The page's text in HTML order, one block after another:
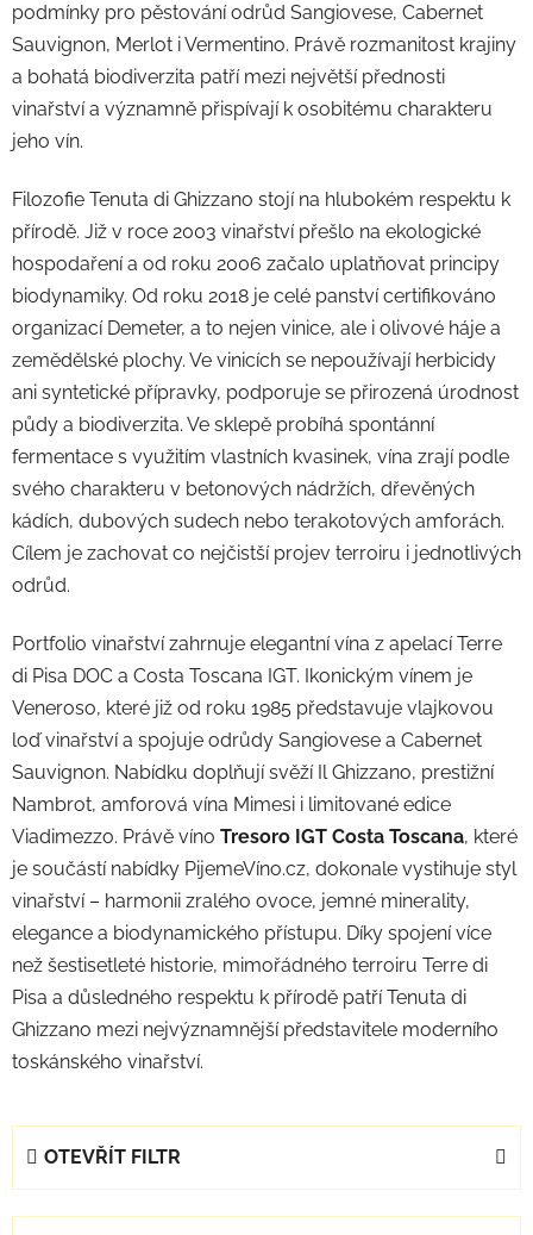
podmínky pro pěstování odrůd Sangiovese, Cabernet
Sauvignon, Merlot i Vermentino. Právě rozmanitost krajiny
a bohatá biodiverzita patří mezi největší přednosti
vinařství a významně přispívají k osobitému charakteru
jeho vín.
Filozofie Tenuta di Ghizzano stojí na hlubokém respektu k
přírodě. Již v roce 2003 vinařství přešlo na ekologické
hospodaření a od roku 2006 začalo uplatňovat principy
biodynamiky. Od roku 2018 je celé panství certifikováno
organizací Demeter, a to nejen vinice, ale i olivové háje a
zemědělské plochy. Ve vinicích se nepoužívají herbicidy
ani syntetické přípravky, podporuje se přirozená úrodnost
půdy a biodiverzita. Ve sklepě probíhá spontánní
fermentace s využitím vlastních kvasinek, vína zrají podle
svého charakteru v betonových nádržích, dřevěných
kádích, dubových sudech nebo terakotových amforách.
Cílem je zachovat co nejčistší projev terroiru i jednotlivých
odrůd.
Portfolio vinařství zahrnuje elegantní vína z apelací Terre
di Pisa DOC a Costa Toscana IGT. Ikonickým vínem je
Veneroso, které již od roku 1985 představuje vlajkovou
loď vinařství a spojuje odrůdy Sangiovese a Cabernet
Sauvignon. Nabídku doplňují svěží Il Ghizzano, prestižní
Nambrot, amforová vína Mimesi i limitované edice
Viadimezzo. Právě víno Tresoro IGT Costa Toscana, které
je součástí nabídky PijemeVíno.cz, dokonale vystihuje styl
vinařství – harmonii zralého ovoce, jemné minerality,
elegance a biodynamického přístupu. Díky spojení více
než šestisetleté historie, mimořádného terroiru Terre di
Pisa a důsledného respektu k přírodě patří Tenuta di
Ghizzano mezi nejvýznamnější představitele moderního
toskánského vinařství.
OTEVŘÍT FILTR